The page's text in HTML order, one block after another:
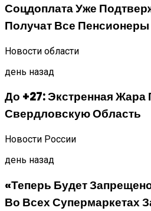
Соцдоплата Уже
Получат Все Пенсионеры
Новости области
день назад
До +27: Экстренная Жара
Свердловскую Область
Новости России
день назад
«Теперь Будет
Во Всех Супермаркетах